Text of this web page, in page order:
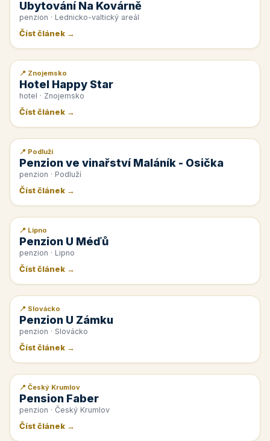
Ubytování Na Kovárně
penzion · Lednicko-valtický areál
Číst článek →
📰 PR článek
📍 Znojemsko
Hotel Happy Star
hotel · Znojemsko
Číst článek →
📰 PR článek
📍 Podluží
Penzion ve vinařství Maláník - Osička
penzion · Podluží
Číst článek →
📰 PR článek
📍 Lipno
Penzion U Méďů
penzion · Lipno
Číst článek →
📰 PR článek
📍 Slovácko
Penzion U Zámku
penzion · Slovácko
Číst článek →
📰 PR článek
📍 Český Krumlov
Pension Faber
penzion · Český Krumlov
Číst článek →